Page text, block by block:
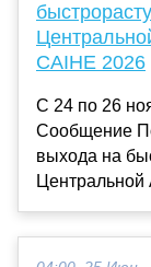
CAIHE 2026
С 24 по 26
Сообщение
выхода на
Центральной